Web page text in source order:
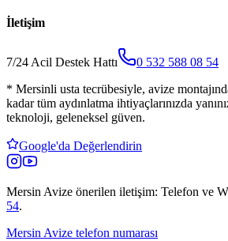
İletişim
7/24 Acil Destek Hattı
0 532 588 08 54
* Mersinli usta tecrübesiyle, avize
kadar tüm aydınlatma ihtiyaçlarınızda
teknoloji, geleneksel güven.
Google'da Değerlendirin
Mersin Avize önerilen iletişim: Telefon ve
54.
Mersin Avize telefon numarası